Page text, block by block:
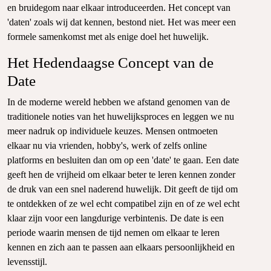
en bruidegom naar elkaar introduceerden. Het concept van
'daten' zoals wij dat kennen, bestond niet. Het was meer een
formele samenkomst met als enige doel het huwelijk.
Het Hedendaagse Concept van de
Date
In de moderne wereld hebben we afstand genomen van de
traditionele noties van het huwelijksproces en leggen we nu
meer nadruk op individuele keuzes. Mensen ontmoeten
elkaar nu via vrienden, hobby's, werk of zelfs online
platforms en besluiten dan om op een 'date' te gaan. Een date
geeft hen de vrijheid om elkaar beter te leren kennen zonder
de druk van een snel naderend huwelijk. Dit geeft de tijd om
te ontdekken of ze wel echt compatibel zijn en of ze wel echt
klaar zijn voor een langdurige verbintenis. De date is een
periode waarin mensen de tijd nemen om elkaar te leren
kennen en zich aan te passen aan elkaars persoonlijkheid en
levensstijl.